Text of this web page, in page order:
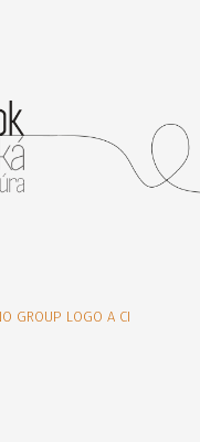
GROUP LOGO A CI